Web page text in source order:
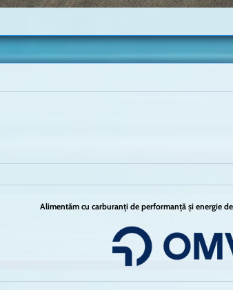
Alimentăm cu carburanți de performanță și energie